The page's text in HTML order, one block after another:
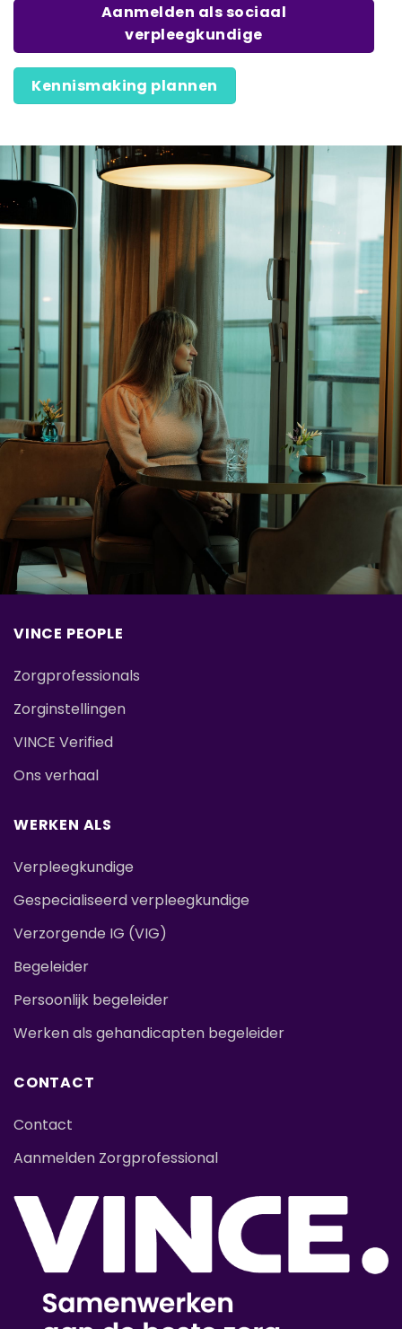
Aanmelden als sociaal
verpleegkundige
Kennismaking plannen
VINCE PEOPLE
Zorgprofessionals
Zorginstellingen
VINCE Verified
Ons verhaal
WERKEN ALS
Verpleegkundige
Gespecialiseerd verpleegkundige
Verzorgende IG (VIG)
Begeleider
Persoonlijk begeleider
Werken als gehandicapten begeleider
CONTACT
Contact
Aanmelden Zorgprofessional